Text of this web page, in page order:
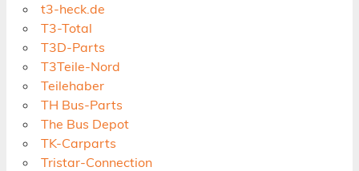
t3-heck.de
T3-Total
T3D-Parts
T3Teile-Nord
Teilehaber
TH Bus-Parts
The Bus Depot
TK-Carparts
Tristar-Connection